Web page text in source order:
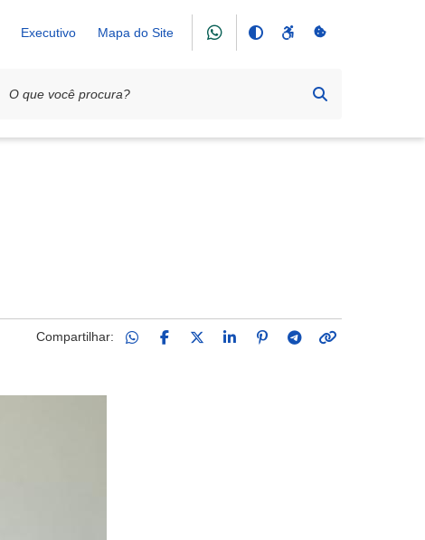
Executivo Mapa do Site
Compartilhar: